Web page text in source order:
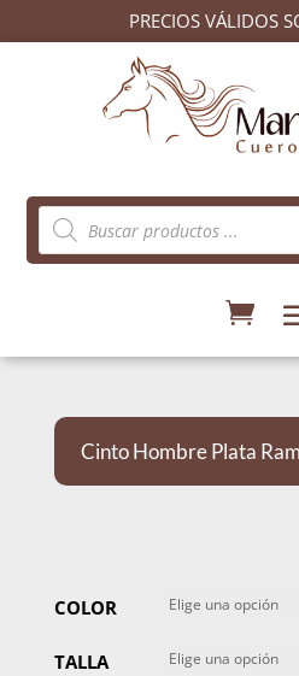
PRECIOS VÁLIDOS
Búsqueda
de
productos
Cinto Hombre Plata
COLOR
TALLA